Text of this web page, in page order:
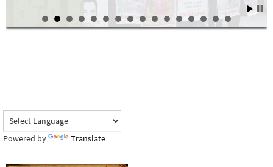
Powered by Translate